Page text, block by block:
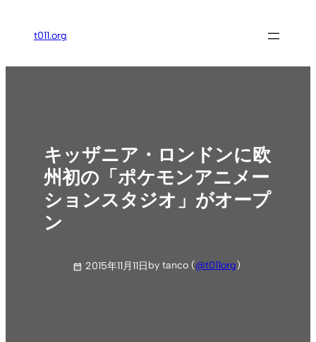
ス
t011.org
キッザニア・ロンドンに欧
州初の「ポケモンアニメー
ションスタジオ」がオープ
ン
2015年11月11日by tanco (@t011org)